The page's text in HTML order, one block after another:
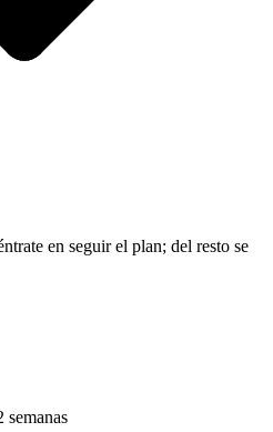
en seguir el plan; del resto se
semanas